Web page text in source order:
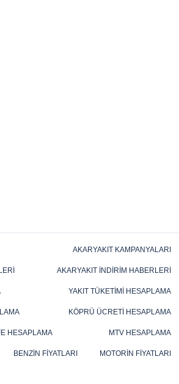
AKARYAKIT KAMPANYALARI
AKARYAKIT İNDIRIM HABERLERI
YAKIT TÜKETIMI HESAPLAMA
KÖPRÜ ÜCRETI HESAPLAMA
HESAPLAMA MTV HESAPLAMA
BENZIN FIYATLARI MOTORIN FIYATLARI